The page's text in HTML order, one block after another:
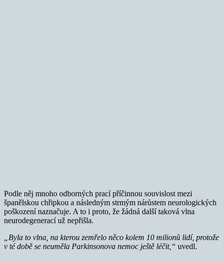
Podle něj mnoho odborných prací příčinnou souvislost mezi
španělskou chřipkou a následným strmým nárůstem neurologických
poškození naznačuje. A to i proto, že žádná další taková vlna
neurodegenerací už nepřišla.
„Byla to vlna, na kterou zemřelo něco kolem 10 milionů lidí, protože
v té době se neuměla Parkinsonova nemoc ještě léčit,“ uvedl.